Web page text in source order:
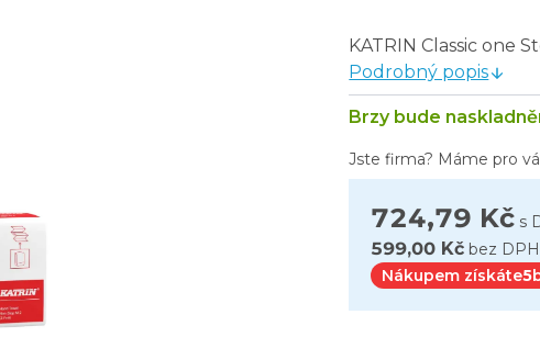
KATRIN Classic one
Podrobný popis
724,79 Kč s
599,00 Kč bez DPH
Nákupem získáte5
Brzy bude
Jste firma? Máme pro